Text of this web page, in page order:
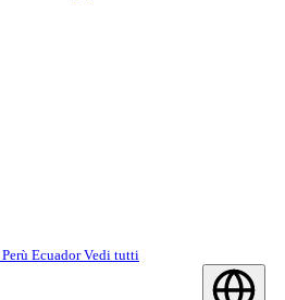
Perù EcuadorVedi tutti